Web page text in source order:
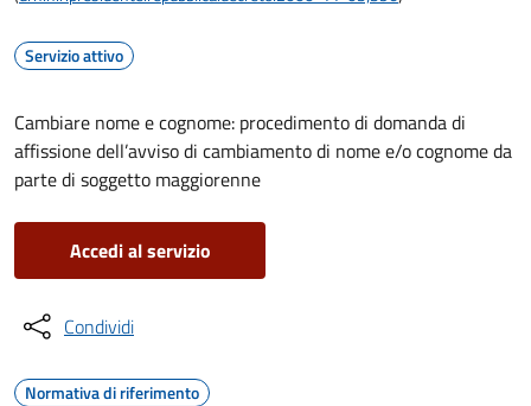
Servizio attivo
Cambiare nome e cognome: procedimento di domanda di
affissione dell’avviso di cambiamento di nome e/o cognome da
parte di soggetto maggiorenne
Accedi al servizio
Condividi
Normativa di riferimento